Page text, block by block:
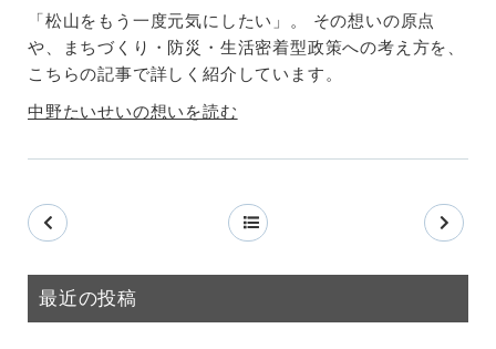
「松山をもう一度元気にしたい」。 その想いの原点
や、まちづくり・防災・生活密着型政策への考え方を、
こちらの記事で詳しく紹介しています。
中野たいせいの想いを読む
最近の投稿